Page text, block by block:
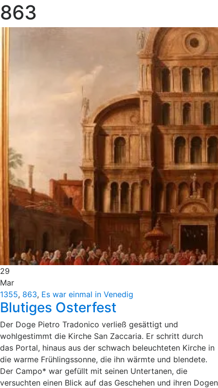
863
29
Mar
1355, 863, Es war einmal in Venedig
Blutiges Osterfest
Der Doge Pietro Tradonico verließ gesättigt und
wohlgestimmt die Kirche San Zaccaria. Er schritt durch
das Portal, hinaus aus der schwach beleuchteten Kirche in
die warme Frühlingssonne, die ihn wärmte und blendete.
Der Campo* war gefüllt mit seinen Untertanen, die
versuchten einen Blick auf das Geschehen und ihren Dogen